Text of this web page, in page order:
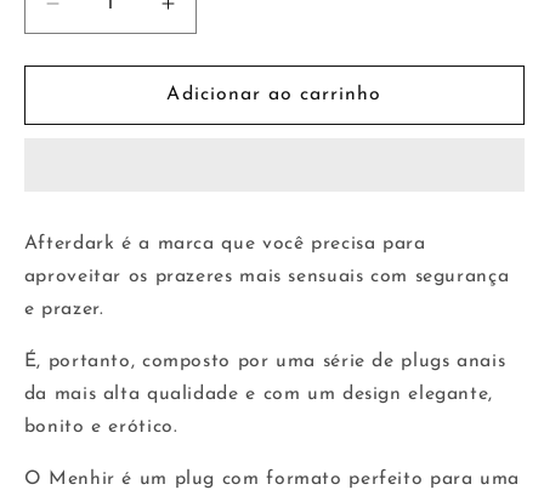
Diminuir
a
quantidade
Plugue
Menhir
12
cm
x
cm
Aumentar
a
quantidade
de
Plugue
12
cm
cm
Adicionar ao carrinho
Afterdark é a marca que você precisa para
aproveitar os prazeres mais sensuais com segurança
e prazer.
É, portanto, composto por uma série de plugs anais
da mais alta qualidade e com um design elegante,
bonito e erótico.
O Menhir é um plug com formato perfeito para uma